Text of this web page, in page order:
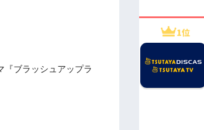
『ブラッシュアップラ